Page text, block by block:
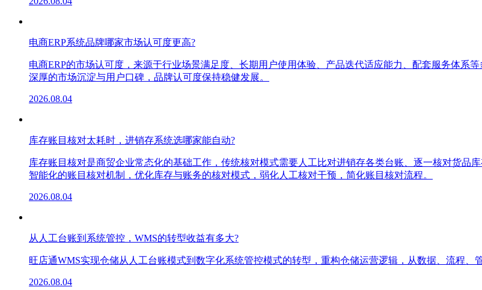
电商ERP系统品牌哪家市场认可度更高?
电商ERP的市场认可度，来源于行业场景满足度、长期用户使用体验、产品迭代适应能力、配套服务体系
深厚的市场沉淀与用户口碑，品牌认可度保持稳健发展。
2026.08.04
库存账目核对太耗时，进销存系统选哪家能自动?
库存账目核对是商贸企业常态化的基础工作，传统核对模式需要人工比对进销存各类台账、逐一核对货品
智能化的账目核对机制，优化库存与账务的核对模式，弱化人工核对干预，简化账目核对流程。
2026.08.04
从人工台账到系统管控，WMS的转型收益有多大?
旺店通WMS实现仓储从人工台账模式到数字化系统管控模式的转型，重构仓储运营逻辑，从数据、流程、
2026.08.04